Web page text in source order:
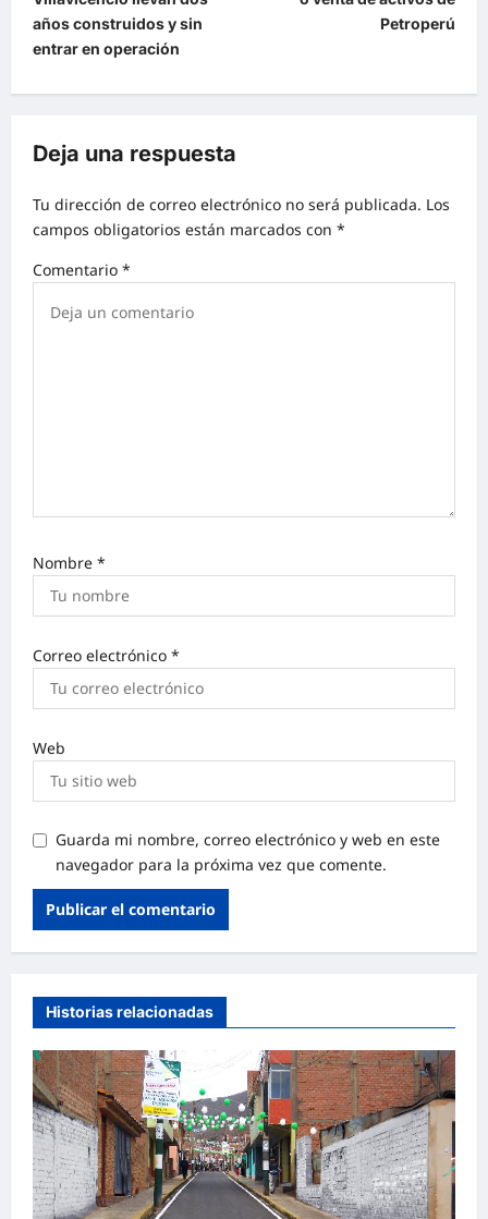
años construidos y sin
entrar en operación
Petroperú
Deja una respuesta
Tu dirección de correo electrónico no será publicada. Los
campos obligatorios están marcados con *
Comentario *
Nombre *
Correo electrónico *
Web
Guarda mi nombre, correo electrónico y web en este
navegador para la próxima vez que comente.
Historias relacionadas